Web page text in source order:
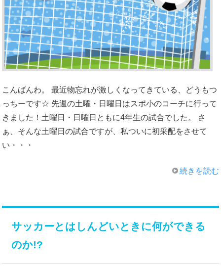
こんばんわ。 最近物忘れが激しくなってきている、どうもつ
っちーです☆ 先週の土曜・日曜日はスポ小のコーチに行って
きました！土曜日・日曜日ともに4年生の試合でした。 さ
ぁ、そんな土曜日の試合ですが、私ついに初采配をさせて
い・・・
続きを読む
サッカーとはしんどいときに何ができる
のか!?